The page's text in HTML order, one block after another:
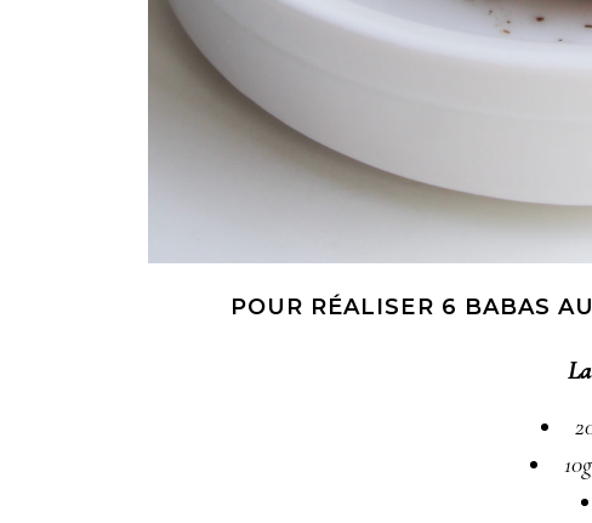
POUR RÉALISER 6 BABAS